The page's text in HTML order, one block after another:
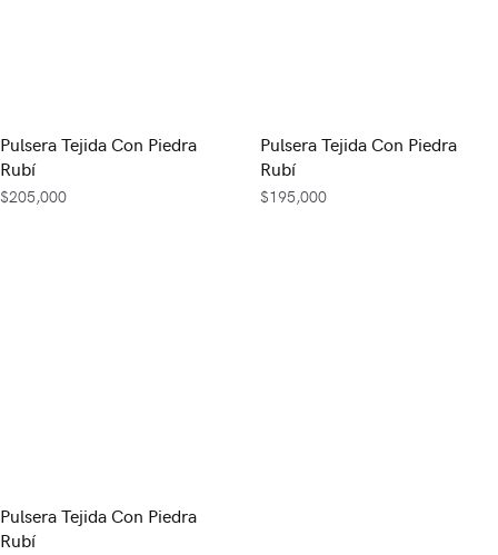
Pulsera Tejida Con Piedra
Rubí
$205,000
Pulsera Tejida Con Piedra
Rubí
$195,000
Pulsera Tejida Con Piedra
Rubí